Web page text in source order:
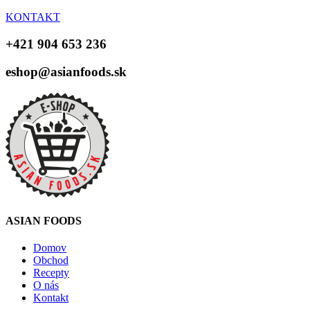
KONTAKT
+421 904 653 236
eshop@asianfoods.sk
ASIAN FOODS
Domov
Obchod
Recepty
O nás
Kontakt